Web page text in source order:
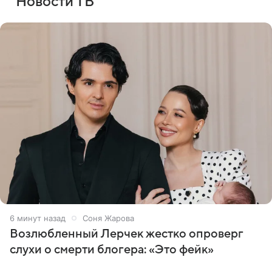
6 минут назад Соня Жарова
Возлюбленный Лерчек жестко опроверг
слухи о смерти блогера: «Это фейк»